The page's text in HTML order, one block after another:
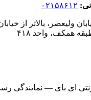
۰۲۱۵۸۶۱۲
ولیعصر، بالاتر از
همکف، واحد ۴۱۸
ای‌ بای — نمایندگی